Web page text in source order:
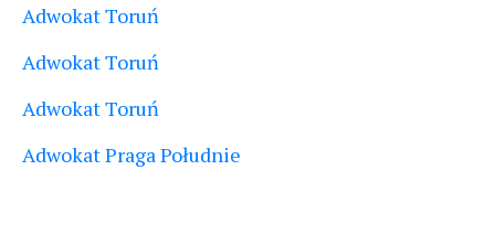
Adwokat Toruń
Adwokat Toruń
Adwokat Toruń
Adwokat Praga Południe